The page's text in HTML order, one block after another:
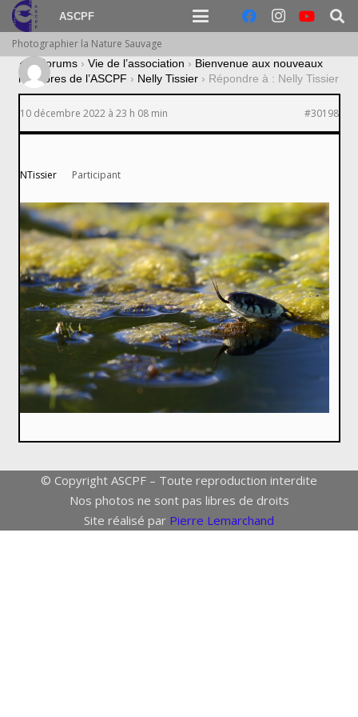
ASCPF
Photographier la Nature Sauvage
› Forums › Vie de l’association › Bienvenue aux nouveaux
membres de l’ASCPF › Nelly Tissier › Répondre à : Nelly Tissier
10 décembre 2022 à 23 h 08 min #30198
NTissier Participant
© Copyright ASCPF – Toute reproduction interdite
Nos photos ne sont pas libres de droits
Site réalisé par Pierre Lemarchand